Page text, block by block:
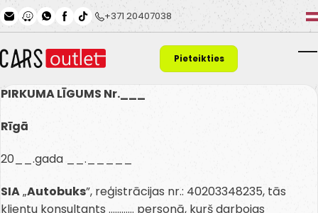
Skip to main content+371 20407038
Pieteikties
finansējumam
PIRKUMA LĪGUMS Nr.___
Rīgā
20__.gada __._____
SIA„Autobuks”, reģistrācijas nr.: 40203348235, tās
klientu konsultants ………… personā, kurš darbojas